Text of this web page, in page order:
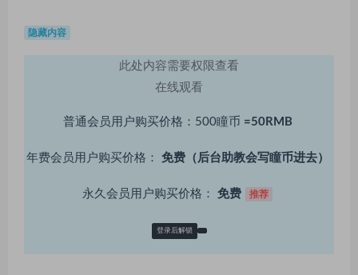
隐藏内容
此处内容需要权限查看
在线观看
普通会员用户购买价格：500瞳币 =50RMB
年费会员用户购买价格： 免费（后台助教会写瞳币进去）
永久会员用户购买价格： 免费 推荐
登录后解锁